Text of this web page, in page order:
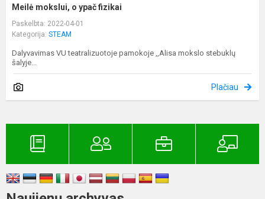
Meilė mokslui, o ypač fizikai
Paskelbta: 2022-04-01
Kategorija: STEAM
Dalyvavimas VU teatralizuotoje pamokoje ,,Alisa mokslo stebuklų
šalyje...
Plačiau